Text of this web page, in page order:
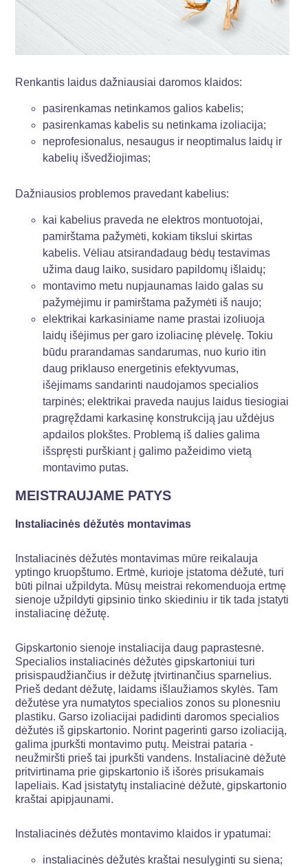
Renkantis laidus dažniausiai daromos klaidos:
pasirenkamas netinkamos galios kabelis;
pasirenkamas kabelis su netinkama izoliacija;
neprofesionalus, nesaugus ir neoptimalus laidų ir
kabelių išvedžiojimas;
Dažniausios problemos pravedant kabelius:
kai kabelius praveda ne elektros montuotojai,
pamirštama pažymėti, kokiam tikslui skirtas
kabelis. Vėliau atsirandadaug bėdų testavimas
užima daug laiko, susidaro papildomų išlaidų;
montavimo metu nupjaunamas laido galas su
pažymėjimu ir pamirštama pažymėti iš naujo;
elektrikai karkasiniame name prastai izoliuoja
laidų išėjimus per garo izoliacinę plėvelę. Tokiu
būdu prarandamas sandarumas, nuo kurio itin
daug priklauso energetinis efektyvumas,
išėjimams sandarinti naudojamos specialios
tarpinės; elektrikai praveda naujus laidus tiesiogiai
pragręždami karkasinę konstrukciją jau uždėjus
apdailos plokštes. Problemą iš dalies galima
išspręsti purškiant į galimo pažeidimo vietą
montavimo putas.
MEISTRAUJAME PATYS
Instaliacinės dėžutės montavimas
Instaliacinės dėžutės montavimas mūre reikalauja
yptingo kruopštumo. Ertmė, kurioje įstatoma dėžutė, turi
būti pilnai užpildyta. Mūsų meistrai rekomenduoja ertmę
sienoje užpildyti gipsinio tinko skiediniu ir tik tada įstatyti
instaliacinę dėžutę.
Gipskartonio sienoje instaliacija daug paprastesnė.
Specialios instaliacinės dėžutės gipskartoniui turi
prisispaudžiančius ir dėžutę įtvirtinančius sparnelius.
Prieš dedant dėžutę, laidams išlaužiamos skylės. Tam
dėžutėse yra numatytos specialios zonos su plonesniu
plastiku. Garso izoliacijai padidinti daromos specialios
dėžutės iš gipskartonio. Norint pagerinti garso izoliaciją,
galima įpurkšti montavimo putų. Meistrai pataria -
neužmiršti prieš tai įpurkšti vandens. Instaliacinė dėžutė
pritvirtinama prie gipskartonio iš išorės prisukamais
lapeliais. Kad įsistatytų instaliacinė dėžutė, gipskartonio
kraštai apipjaunami.
Instaliacinės dėžutės montavimo klaidos ir ypatumai:
instaliacinės dėžutės kraštai nesulyginti su siena;